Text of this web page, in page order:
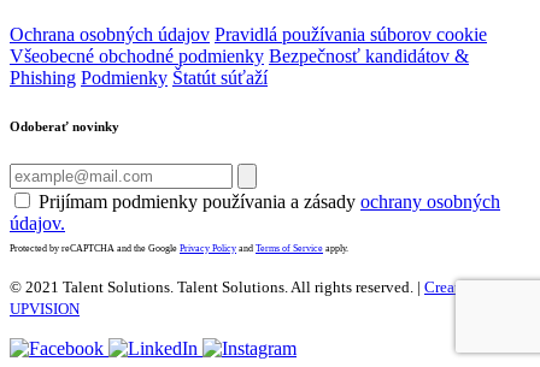
Ochrana osobných údajov Pravidlá používania súborov cookie
Všeobecné obchodné podmienky Bezpečnosť kandidátov &
Phishing Podmienky Štatút súťaží
Odoberať novinky
Prijímam podmienky používania a zásady ochrany osobných
údajov.
Protected by reCAPTCHA and the Google Privacy Policy and Terms of Service apply.
© 2021 Talent Solutions. Talent Solutions.All rights reserved. | Created by
UPVISION